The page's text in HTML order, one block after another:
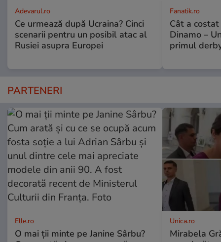
Adevarul.ro
Ce urmează după Ucraina? Cinci
scenarii pentru un posibil atac al
Rusiei asupra Europei
Fanatik.ro
Cât a
Dinamo –
primul
PARTENERI
Elle.ro
O mai ții minte pe Janine Sârbu?
Unica.ro
Mirabela